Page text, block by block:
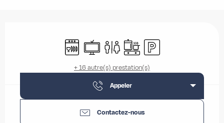
Lave vaisselle
TélévisionToilettesPlaque de cuisson
Parking
+ 16 autre(s) prestation(s)
Appeler
Contactez-nous